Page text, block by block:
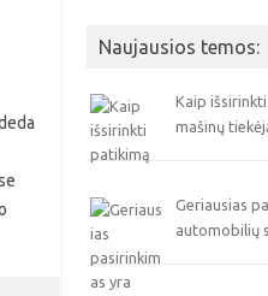
Naujausios temos:
Kaip
mašinų
Geriausias
automobilių